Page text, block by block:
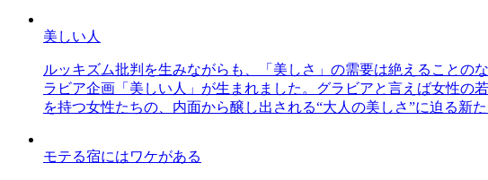
美しい人
ルッキズム批判を生みながらも、「美しさ」の需要は絶えること
ラビア企画「美しい人」が生まれました。グラビアと言えば女性の
を持つ女性たちの、内面から醸し出される“大人の美しさ”に迫る新
モテる宿にはワケがある